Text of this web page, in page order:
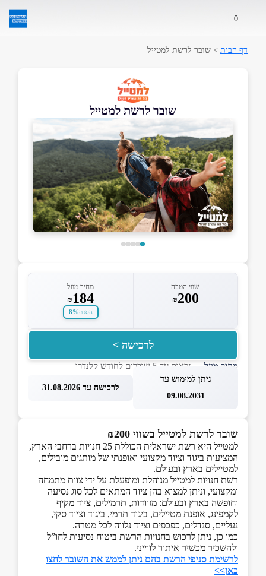
0
דף הבית > שובר לרשת למטייל
שובר לרשת למטייל
שווי הטבה
₪200
מחיר מוזל
₪ 184
חסכת8%
לרכישה >
מחיר מוזל— זכאות עד 5 שוברים לחודש קלנדרי
ניתן למימוש עד
09.08.2031
לרכישה עד 31.08.2026
שובר לרשת למטייל בשווי ₪200
למטייל היא רשת ישראלית הכוללת 25 חנויות ברחבי הארץ,
המציעות ביגוד וציוד מקצועי ואופנתי של מותגים מובילים,
למטיילים בארץ ובעולם.
רשת חנויות למטייל מנוהלת ומופעלת על ידי צוות מתמחה
ומקצועי, וניתן למצוא בהן ציוד המתאים לכל סוג נסיעה
וחופשה בארץ ובעולם: מזוודות, תרמילים, ציוד מקיף
לקמפינג, אופנת מטיילים, ביגוד תרמי, ביגוד וציוד סקי,
נעליים, סנדלים, כפכפים וציוד נלווה לכל מטרה.
כמו כן, ניתן לרכוש בחנויות הרשת ביטוח נסיעות לחו”ל
ולהשכיר מכשיר איתור לווייני.
לרשימת סניפי הרשת בהם ניתן לממש את השובר לחצו
כאן>>